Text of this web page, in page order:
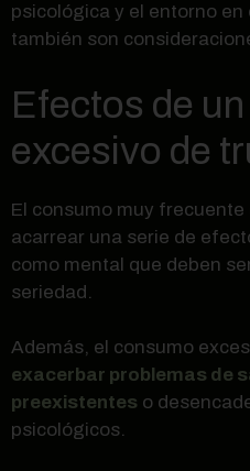
psicológica y el entorno en
también son
Efectos de
excesivo de
El consumo muy
acarrear una serie de
como mental que deben
seriedad.
Además, el consumo
exacerbar problemas de
preexistentes o
psicológicos.